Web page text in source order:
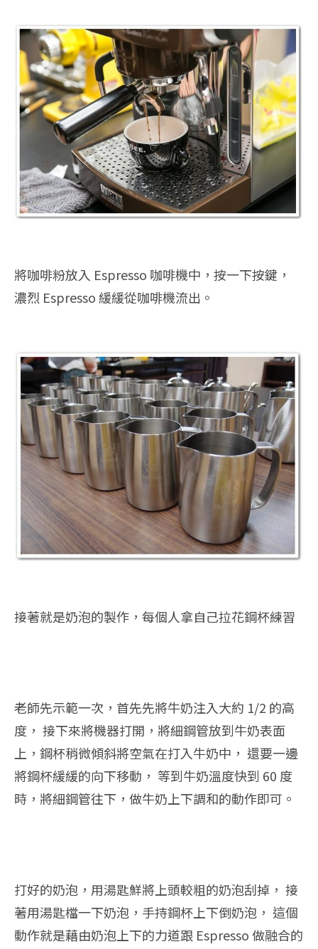
將咖啡粉放入 Espresso 咖啡機中，按一下按鍵，
濃烈 Espresso 緩緩從咖啡機流出。
接著就是奶泡的製作，每個人拿自己拉花鋼杯練習
老師先示範一次，首先先將牛奶注入大約 1/2 的高
度， 接下來將機器打開，將細鋼管放到牛奶表面
上，鋼杯稍微傾斜將空氣在打入牛奶中， 還要一邊
將鋼杯緩緩的向下移動， 等到牛奶溫度快到 60 度
時，將細鋼管往下，做牛奶上下調和的動作即可。
打好的奶泡，用湯匙鮮將上頭較粗的奶泡刮掉， 接
著用湯匙檔一下奶泡，手持鋼杯上下倒奶泡， 這個
動作就是藉由奶泡上下的力道跟 Espresso 做融合的